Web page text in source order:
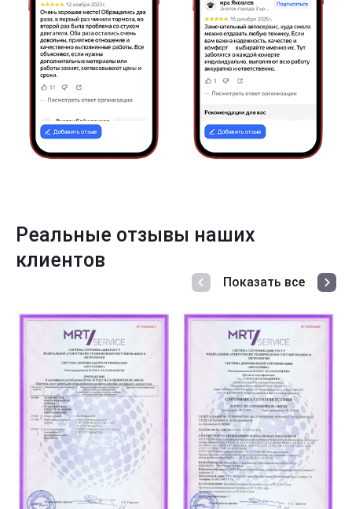
Реальные отзывы наших
клиентов
Показать все